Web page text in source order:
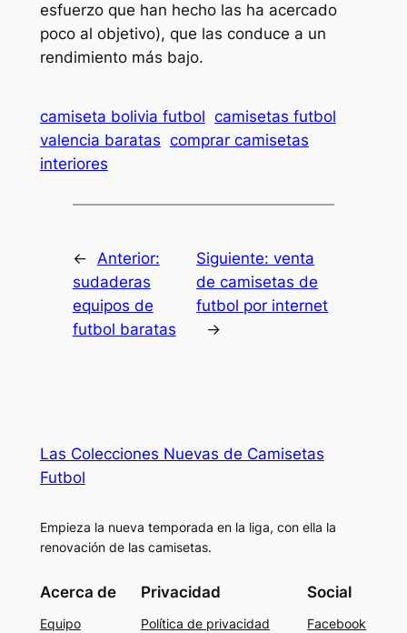
esfuerzo que han hecho las ha acercado
poco al objetivo), que las conduce a un
rendimiento más bajo.
camiseta bolivia futbol camisetas futbol
valencia baratas comprar camisetas
interiores
← Anterior:
sudaderas
equipos de
futbol baratas
Siguiente:venta
de camisetas de
futbol por internet
→
Las Colecciones Nuevas de Camisetas
Futbol
Empieza la nueva temporada en la liga, con ella la
renovación de las camisetas.
Acerca de
Equipo
Privacidad
Política de privacidad
Social
Facebook